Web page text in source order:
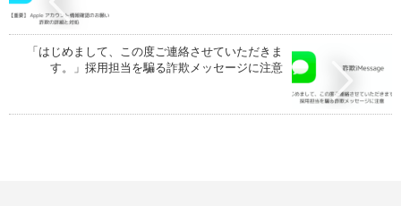
「はじめまして、この度ご連絡させていただきま
す。」採用担当を騙る詐欺メッセージに注意